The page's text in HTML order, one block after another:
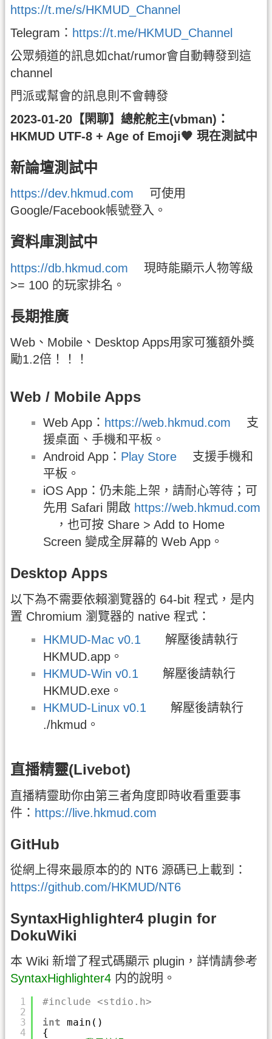
https://t.me/s/HKMUD_Channel
Telegram： https://t.me/HKMUD_Channel
公眾頻道的訊息如chat/rumor會自動轉發到這
channel
門派或幫會的訊息則不會轉發
2023-01-20【閑聊】總舵舵主(vbman)：
HKMUD UTF-8 + Age of Emoji🧡 現在測試中
新論壇測試中
https://dev.hkmud.com
可使用
Google/Facebook帳號登入。
資料庫測試中
https://db.hkmud.com
現時能顯示人物等級
>= 100 的玩家排名。
長期推廣
Web、Mobile、Desktop Apps用家可獲額外獎
勵1.2倍！！！
Web / Mobile Apps
Web App： https://web.hkmud.com
支
援桌面、手機和平板。
Android App： Play Store
支援手機和
平板。
iOS App：仍未能上架，請耐心等待；可
先用 Safari 開啟 https://web.hkmud.com
，也可按 Share > Add to Home
Screen 變成全屏幕的 Web App。
Desktop Apps
以下為不需要依賴瀏覽器的 64-bit 程式，是内
置 Chromium 瀏覽器的 native 程式：
HKMUD-Mac v0.1
解壓後請執行
HKMUD.app。
HKMUD-Win v0.1
解壓後請執行
HKMUD.exe。
HKMUD-Linux v0.1
解壓後請執行
./hkmud。
直播精靈(Livebot)
直播精靈助你由第三者角度即時收看重要事
件： https://live.hkmud.com
GitHub
從網上得來最原本的的 NT6 源碼已上載到：
https://github.com/HKMUD/NT6
SyntaxHighlighter4 plugin for
DokuWiki
本 Wiki 新增了程式碼顯示 plugin，詳情請參考
SyntaxHighlighter4 内的說明。
1
2
3
4
#include <stdio.h>
int main()
{